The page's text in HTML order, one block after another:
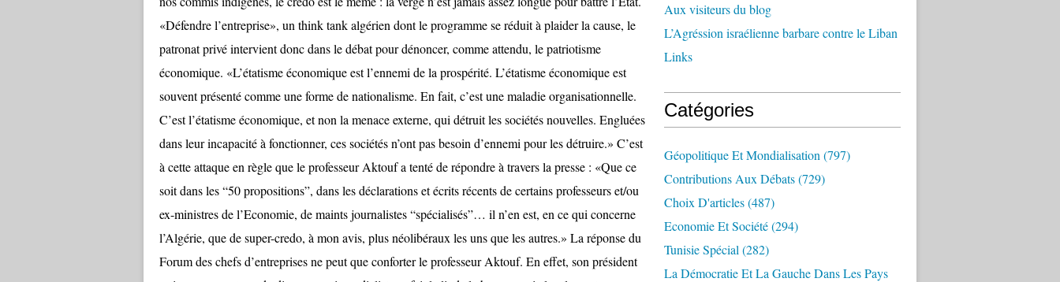
Aux visiteurs du blog
L’Agréssion israélienne barbare contre le Liban
Links
Catégories
Géopolitique Et Mondialisation (797)
Contributions Aux Débats(729)
Choix D'articles(487)
Economie Et Société(294)
Tunisie Spécial (282)
La Démocratie Et La Gauche Dans Les Pays